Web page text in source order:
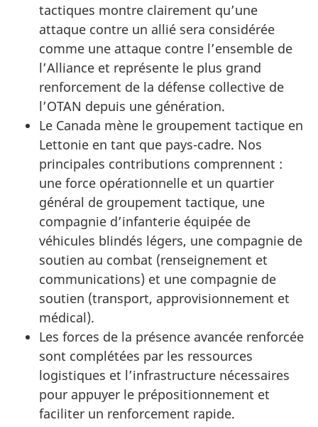
tactiques montre clairement qu’une
attaque contre un allié sera considérée
comme une attaque contre l’ensemble de
l’Alliance et représente le plus grand
renforcement de la défense collective de
l’OTAN depuis une génération.
Le Canada mène le groupement tactique en
Lettonie en tant que pays-cadre. Nos
principales contributions comprennent :
une force opérationnelle et un quartier
général de groupement tactique, une
compagnie d’infanterie équipée de
véhicules blindés légers, une compagnie de
soutien au combat (renseignement et
communications) et une compagnie de
soutien (transport, approvisionnement et
médical).
Les forces de la présence avancée renforcée
sont complétées par les ressources
logistiques et l’infrastructure nécessaires
pour appuyer le prépositionnement et
faciliter un renforcement rapide.